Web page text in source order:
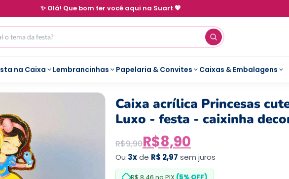
✨ Olá! Que bom ter você aqui na Suart 💖
na Caixa Lembrancinhas Papelaria & Convites Caixas & Embalagens
Caixa acrílica Princesas
Luxo - festa - caixinha
R$9,90R$8,90
Ou 3xde R$ 2,97 sem juros